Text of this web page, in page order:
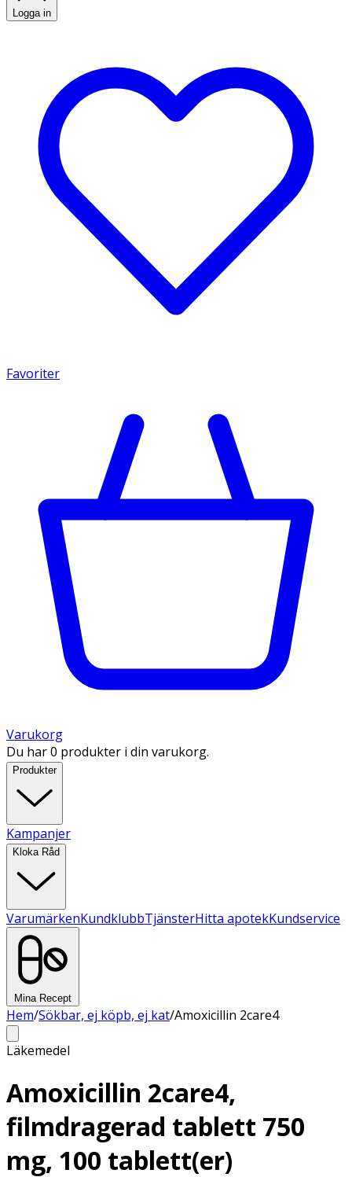
Logga in
Favoriter
Varukorg
Du har 0 produkter i din varukorg.
Produkter
Kampanjer
Kloka Råd
VarumärkenKundklubbTjänsterHitta apotekKundservice
Mina Recept
Hem/Sökbar, ej köpb, ej kat/Amoxicillin 2care4
Läkemedel
Amoxicillin 2care4,
filmdragerad tablett 750
mg, 100 tablett(er)